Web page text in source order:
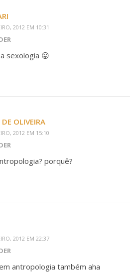
2012 EM 10:31
sexologia 😛
OLIVEIRA
2012 EM 15:10
porquê?
2012 EM 22:37
antropologia também aha